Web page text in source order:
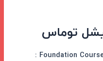
توماس